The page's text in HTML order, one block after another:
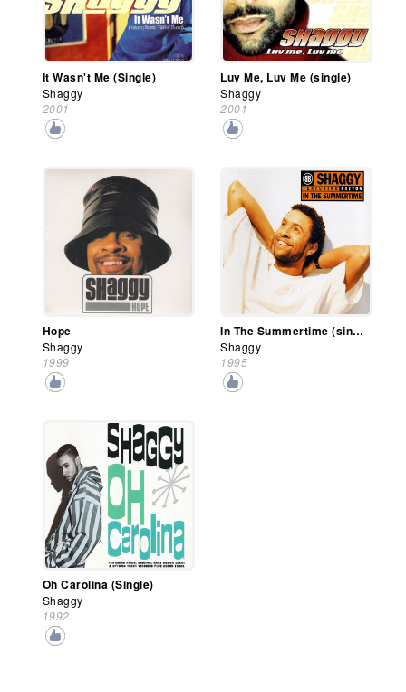
It Wasn't Me (Single)
Shaggy
2001
Luv Me, Luv Me (single)
Shaggy
2001
Hope
Shaggy
1999
In The Summertime (single)
Shaggy
1995
Oh Carolina (Single)
Shaggy
1992